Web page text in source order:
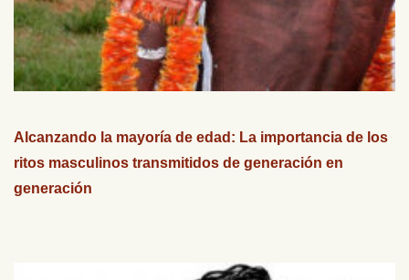
Alcanzando la mayoría de edad: La importancia de los
ritos masculinos transmitidos de generación en
generación